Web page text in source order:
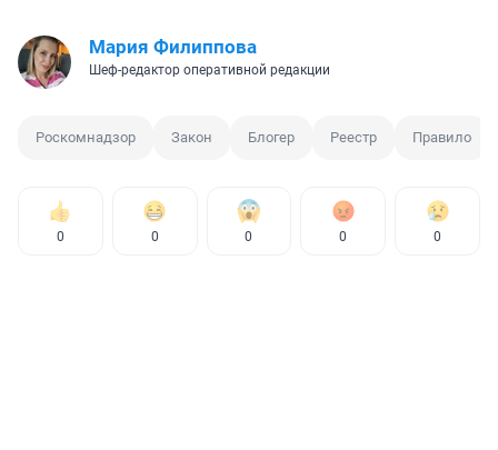
Мария Филиппова
Шеф-редактор оперативной редакции
Роскомнадзор Закон Блогер Реестр Правило
0 0 0 0 0